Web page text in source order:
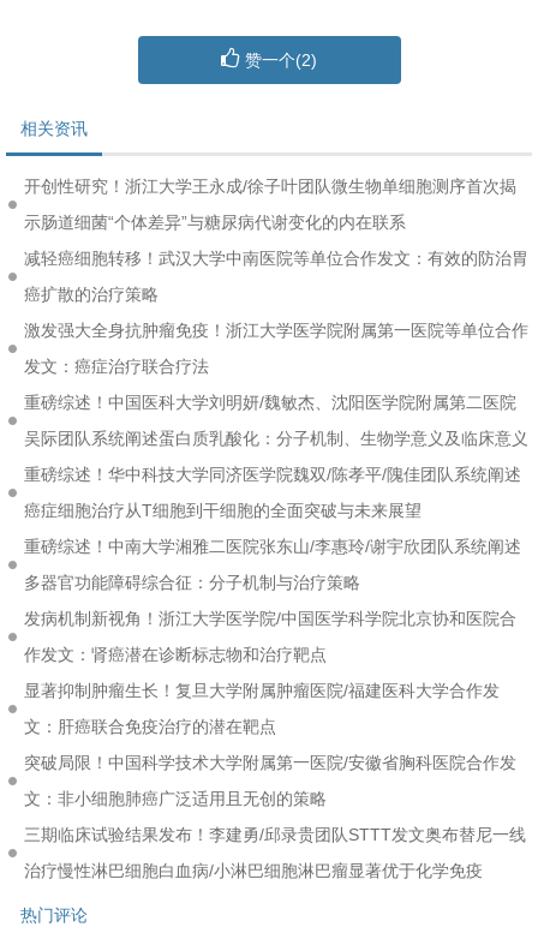
赞一个(2)
相关资讯
开创性研究！浙江大学王永成/徐子叶团队微生物单细胞测序首次揭
示肠道细菌“个体差异”与糖尿病代谢变化的内在联系
减轻癌细胞转移！武汉大学中南医院等单位合作发文：有效的防治胃
癌扩散的治疗策略
激发强大全身抗肿瘤免疫！浙江大学医学院附属第一医院等单位合作
发文：癌症治疗联合疗法
重磅综述！中国医科大学刘明妍/魏敏杰、沈阳医学院附属第二医院
吴际团队系统阐述蛋白质乳酸化：分子机制、生物学意义及临床意义
重磅综述！华中科技大学同济医学院魏双/陈孝平/隗佳团队系统阐述
癌症细胞治疗从T细胞到干细胞的全面突破与未来展望
重磅综述！中南大学湘雅二医院张东山/李惠玲/谢宇欣团队系统阐述
多器官功能障碍综合征：分子机制与治疗策略
发病机制新视角！浙江大学医学院/中国医学科学院北京协和医院合
作发文：肾癌潜在诊断标志物和治疗靶点
显著抑制肿瘤生长！复旦大学附属肿瘤医院/福建医科大学合作发
文：肝癌联合免疫治疗的潜在靶点
突破局限！中国科学技术大学附属第一医院/安徽省胸科医院合作发
文：非小细胞肺癌广泛适用且无创的策略
三期临床试验结果发布！李建勇/邱录贵团队STTT发文奥布替尼一线
治疗慢性淋巴细胞白血病/小淋巴细胞淋巴瘤显著优于化学免疫
热门评论